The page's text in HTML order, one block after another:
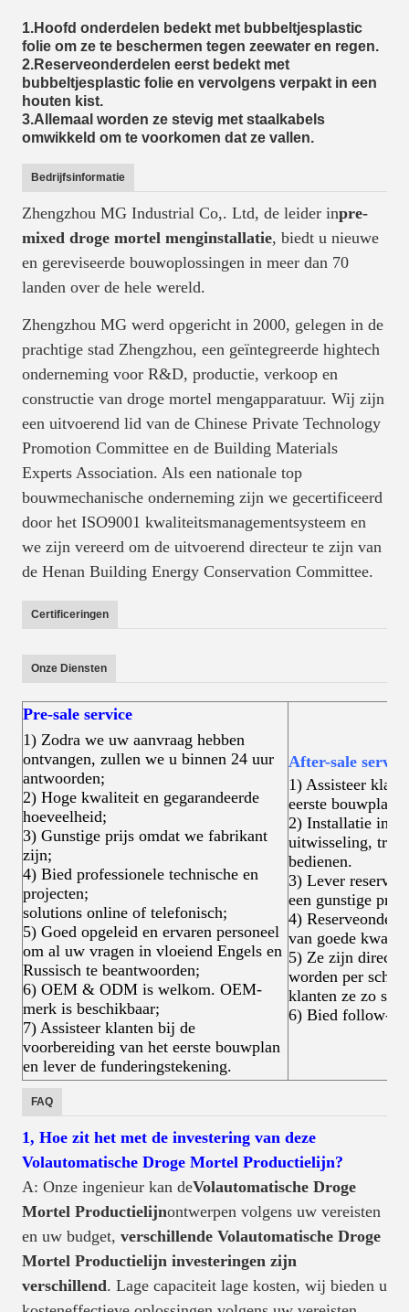
1.Hoofd onderdelen bedekt met bubbeltjesplastic
folie om ze te beschermen tegen zeewater en regen.
2.Reserveonderdelen eerst bedekt met
bubbeltjesplastic folie en vervolgens verpakt in een
houten kist.
3.Allemaal worden ze stevig met staalkabels
omwikkeld om te voorkomen dat ze vallen.
Bedrijfsinformatie
Zhengzhou MG Industrial Co,. Ltd, de leider inpre-
mixed droge mortel menginstallatie, biedt u nieuwe
en gereviseerde bouwoplossingen in meer dan 70
landen over de hele wereld.
Zhengzhou MG werd opgericht in 2000, gelegen in de
prachtige stad Zhengzhou, een geïntegreerde hightech
onderneming voor R&D, productie, verkoop en
constructie van droge mortel mengapparatuur. Wij zijn
een uitvoerend lid van de Chinese Private Technology
Promotion Committee en de Building Materials
Experts Association. Als een nationale top
bouwmechanische onderneming zijn we gecertificeerd
door het ISO9001 kwaliteitsmanagementsysteem en
we zijn vereerd om de uitvoerend directeur te zijn van
de Henan Building Energy Conservation Committee.
Certificeringen
Onze Diensten
Pre-sale service
1) Zodra we uw aanvraag hebben
ontvangen, zullen we u binnen 24 uur
antwoorden;
2) Hoge kwaliteit en gegarandeerde
hoeveelheid;
3) Gunstige prijs omdat we fabrikant
zijn;
4) Bied professionele technische en
projecten;
solutions online of telefonisch;
5) Goed opgeleid en ervaren personeel
om al uw vragen in vloeiend Engels en
Russisch te beantwoorden;
6) OEM & ODM is welkom. OEM-
merk is beschikbaar;
7) Assisteer klanten bij de
voorbereiding van het eerste bouwplan
en lever de funderingstekening.
After-sale service
1) Assisteer
eerste bouwplan
2) Installatie in
uitwisseling,
bedienen.
3) Lever reserve-
een gunstige
4)
van goede
5) Ze zijn direct
worden per schip
klanten ze zo
6) Bied follow-up
FAQ
1, Hoe zit het met de investering van deze
Volautomatische Droge Mortel Productielijn?
A: Onze ingenieur kan deVolautomatische Droge
Mortel Productielijnontwerpen volgens uw vereisten
en uw budget, verschillende Volautomatische Droge
Mortel Productielijn investeringen zijn
verschillend. Lage capaciteit lage kosten, wij bieden u